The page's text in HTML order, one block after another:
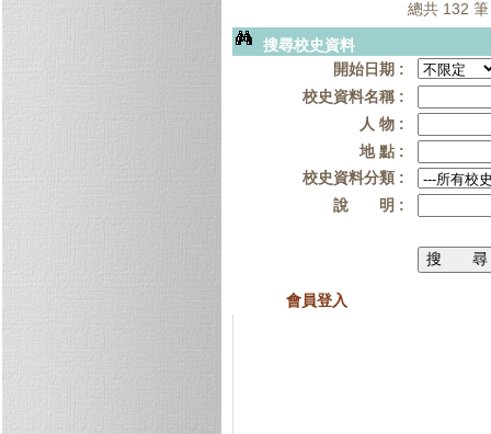
總共 132
搜尋校史資料
開始日期 :
校史資料名稱 :
人 物 :
地 點 :
校史資料分類 :
說 明 :
會員登入